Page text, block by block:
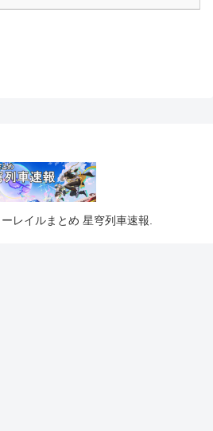
レイルまとめ 星穹列車速報.